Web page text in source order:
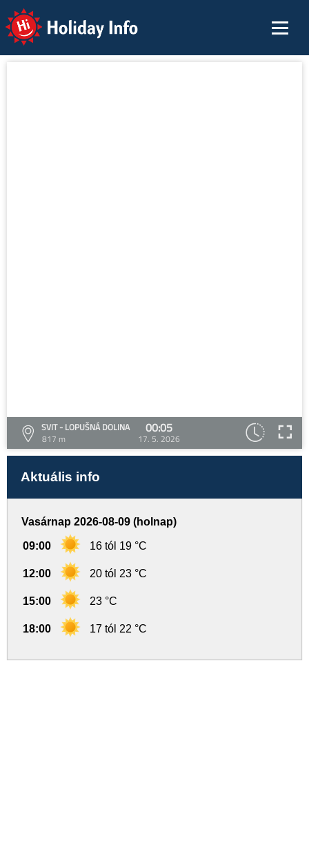
Holiday Info
SVIT - LOPUŠNÁ DOLINA
817 m
00:05
17. 5. 2026
Aktuális info
Vasárnap 2026-08-09 (holnap)
09:00 16 tól 19 °C
12:00 20 tól 23 °C
15:00 23 °C
18:00 17 tól 22 °C